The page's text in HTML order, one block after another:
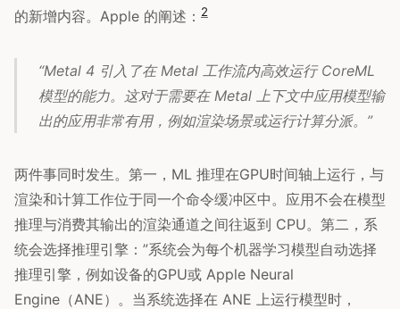
的新增内容。Apple 的阐述： 2
“Metal 4 引入了在 Metal 工作流内高效运行 CoreML
模型的能力。这对于需要在 Metal 上下文中应用模型输
出的应用非常有用，例如渲染场景或运行计算分派。”
两件事同时发生。第一，ML 推理在GPU时间轴上运行，与
渲染和计算工作位于同一个命令缓冲区中。应用不会在模型
推理与消费其输出的渲染通道之间往返到 CPU。第二，系
统会选择推理引擎：”系统会为每个机器学习模型自动选择
推理引擎，例如设备的GPU或 Apple Neural
Engine（ANE）。当系统选择在 ANE 上运行模型时，